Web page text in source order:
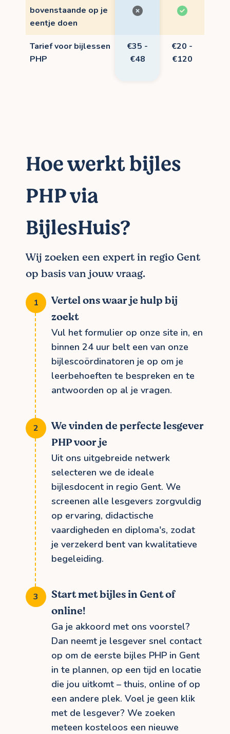
bovenstaande op je
eentje doen
Tarief voor bijlessen
PHP
€35 -
€48
€20 -
€120
Hoe werkt bijles
PHP via
BijlesHuis?
Wij zoeken een expert in regio Gent
op basis van jouw vraag.
Vertel ons waar je hulp bij
zoekt
Vul het formulier op onze site in, en
binnen 24 uur belt een van onze
bijlescoördinatoren je op om je
leerbehoeften te bespreken en te
antwoorden op al je vragen.
We vinden de perfecte lesgever
PHP voor je
Uit ons uitgebreide netwerk
selecteren we de ideale
bijlesdocent in regio Gent. We
screenen alle lesgevers zorgvuldig
op ervaring, didactische
vaardigheden en diploma's, zodat
je verzekerd bent van kwalitatieve
begeleiding.
Start met bijles in Gent of
online!
Ga je akkoord met ons voorstel?
Dan neemt je lesgever snel contact
op om de eerste bijles PHP in Gent
in te plannen, op een tijd en locatie
die jou uitkomt – thuis, online of op
een andere plek. Voel je geen klik
met de lesgever? We zoeken
meteen kosteloos een nieuwe